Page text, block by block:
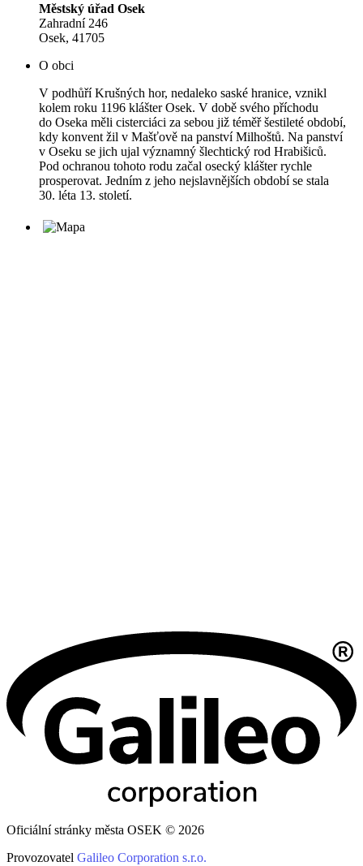
Městský úřad Osek
Zahradní 246
Osek, 41705
O obci
V podhůří Krušných hor, nedaleko saské hranice, vznikl
kolem roku 1196 klášter Osek. V době svého příchodu
do Oseka měli cisterciáci za sebou již téměř šestileté období,
kdy konvent žil v Mašťově na panství Milhoštů. Na panství
v Oseku se jich ujal významný šlechtický rod Hrabišiců.
Pod ochranou tohoto rodu začal osecký klášter rychle
prosperovat. Jedním z jeho nejslavnějších období se stala
30. léta 13. století.
Oficiální stránky města OSEK © 2026
Provozovatel Galileo Corporation s.r.o.